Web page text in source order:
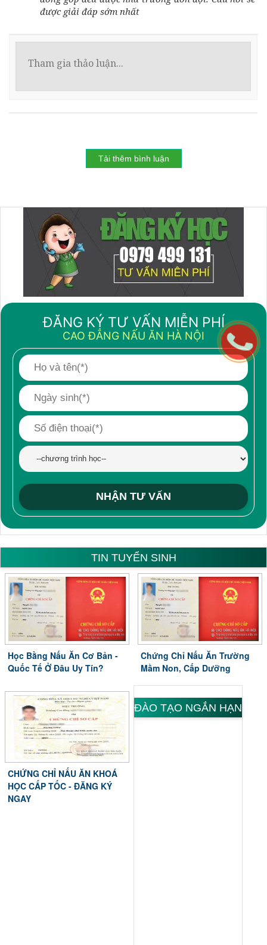
được giải đáp sớm nhất
Tải thêm bình luận
ĐĂNG KÝ TƯ VẤN MIỄN PHÍ
CAO ĐẲNG NẤU ĂN HÀ NỘI
TIN TUYỂN SINH
Học Bằng Nấu Ăn Cơ Bản -
Quốc Tế Ở Đâu Uy Tín?
Chứng Chỉ Nấu Ăn Trường
Mầm Non, Cấp Dưỡng
CHỨNG CHỈ NẤU ĂN KHOÁ
HỌC CẤP TỐC - ĐĂNG KÝ
NGAY
ĐÀO TẠO NGẮN HẠN